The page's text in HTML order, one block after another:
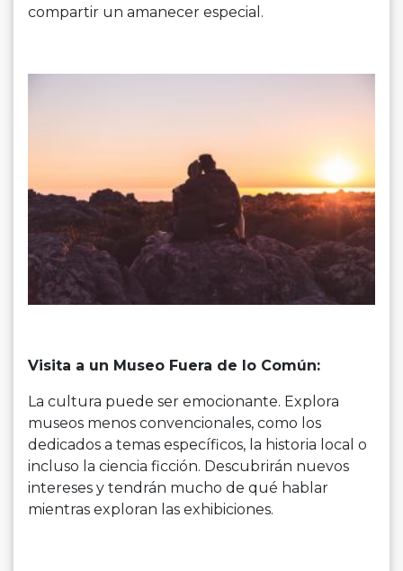
compartir un amanecer especial.
Visita a un Museo Fuera de lo Común:
La cultura puede ser emocionante. Explora
museos menos convencionales, como los
dedicados a temas específicos, la historia local o
incluso la ciencia ficción. Descubrirán nuevos
intereses y tendrán mucho de qué hablar
mientras exploran las exhibiciones.